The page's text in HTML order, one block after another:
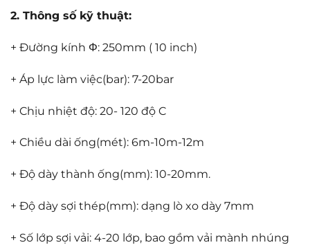
2. Thông số kỹ thuật:
+ Đường kính Φ: 250mm ( 10 inch)
+ Áp lực làm việc(bar): 7-20bar
+ Chịu nhiệt độ: 20- 120 độ C
+ Chiều dài ống(mét): 6m-10m-12m
+ Độ dày thành ống(mm): 10-20mm.
+ Độ dày sợi thép(mm): dạng lò xo dày 7mm
+ Số lớp sợi vải: 4-20 lớp, bao gồm vải mành nhúng